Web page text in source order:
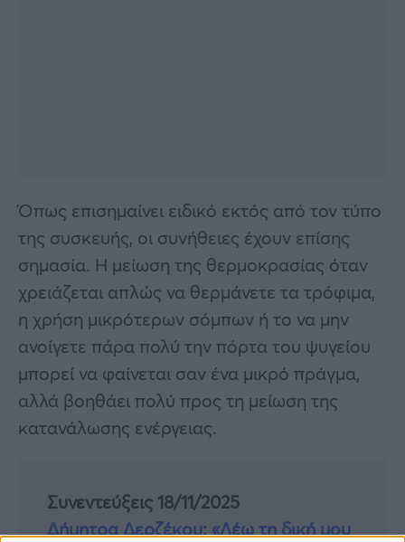
Όπως επισημαίνει ειδικό εκτός από τον τύπο
της συσκευής, οι συνήθειες έχουν επίσης
σημασία. Η μείωση της θερμοκρασίας όταν
χρειάζεται απλώς να θερμάνετε τα τρόφιμα,
η χρήση μικρότερων σόμπων ή το να μην
ανοίγετε πάρα πολύ την πόρτα του ψυγείου
μπορεί να φαίνεται σαν ένα μικρό πράγμα,
αλλά βοηθάει πολύ προς τη μείωση της
κατανάλωσης ενέργειας.
Συνεντεύξεις 18/11/2025
Δήμητρα Δερζέκου: «Λέω τη δική μου